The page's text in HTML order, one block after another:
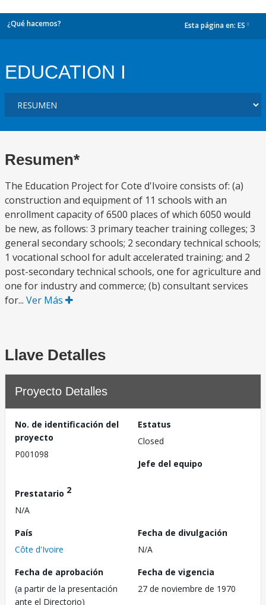
¿Qué hacemos? Esta página en: ES
EDUCATION I
Resumen*
The Education Project for Cote d'Ivoire consists of: (a)
construction and equipment of 11 schools with an
enrollment capacity of 6500 places of which 6050 would
be new, as follows: 3 primary teacher training colleges; 3
general secondary schools; 2 secondary technical schools;
1 vocational school for adult accelerated training; and 2
post-secondary technical schools, one for agriculture and
one for industry and commerce; (b) consultant services
for... Ver Más
Llave Detalles
Proyecto Detalles
No. de identificación del
proyecto
P001098
Estatus
Closed
Jefe del equipo
Prestatario 2
N/A
País
Côte d'Ivoire
Fecha de divulgación
N/A
Fecha de aprobación
(a partir de la presentación
ante el Directorio)
Fecha de vigencia
27 de noviembre de 1970